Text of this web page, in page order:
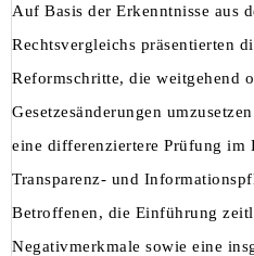
Auf Basis der Erkenntnisse aus
Rechtsvergleichs präsentierten
Reformschritte, die weitgehend
Gesetzesänderungen
eine differenziertere Prüfung im
Transparenz- und
Betroffenen, die Einführung
Negativmerkmale sowie eine